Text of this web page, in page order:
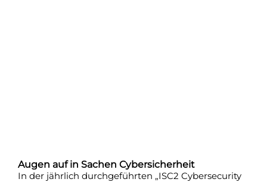
Augen auf in Sachen Cybersicherheit
In der jährlich durchgeführten „ISC2 Cybersecurity